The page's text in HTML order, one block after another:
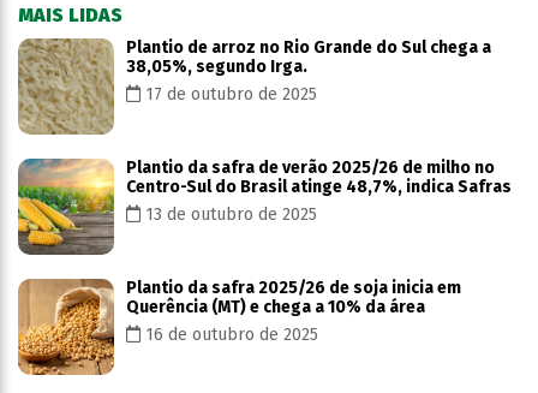
MAIS LIDAS
Plantio de arroz no Rio Grande do Sul chega a
38,05%, segundo Irga.
17 de outubro de 2025
Plantio da safra de verão 2025/26 de milho no
Centro-Sul do Brasil atinge 48,7%, indica Safras
13 de outubro de 2025
Plantio da safra 2025/26 de soja inicia em
Querência (MT) e chega a 10% da área
16 de outubro de 2025